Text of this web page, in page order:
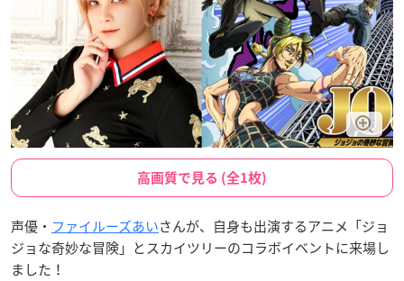
高画質で見る (全1枚)
声優・ ファイルーズあいさんが、自身も出演するアニメ「ジョ
ジョな奇妙な冒険」とスカイツリーのコラボイベントに来場し
ました！